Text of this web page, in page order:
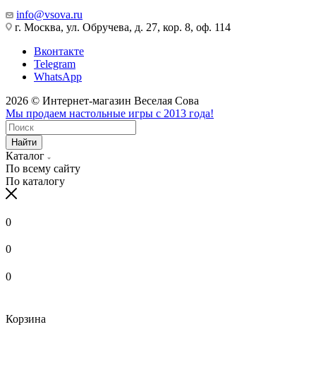
info@vsova.ru
г. Москва, ул. Обручева, д. 27, кор. 8, оф. 114
Вконтакте
Telegram
WhatsApp
2026 © Интернет-магазин Веселая Сова
Мы продаем настольные игры с 2013 года!
Найти
Каталог
По всему сайту
По каталогу
0
0
0
Корзина